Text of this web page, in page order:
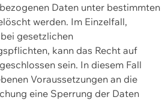
Daten unter bestimmten
werden. Im Einzelfall,
gesetzlichen
kann das Recht auf
sein. In diesem Fall
Voraussetzungen an die
eine Sperrung der Daten